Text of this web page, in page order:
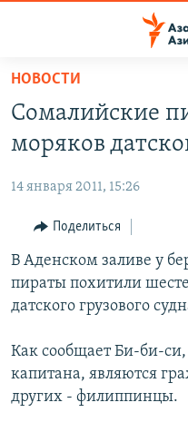
Вернуться
основному
содержанию
Вернутся
навигации
Вернутся
поиску
УЗБЕКИСТАН
ТАДЖИКИСТАН
ВОЙНА В УКРАИНЕ
НА ДРУГИХ ЯЗЫКАХ
ҚАЗАҚША
КЫРГЫЗЧА
ЎЗБЕКЧА
TÜRKMENÇE
НОВОСТИ
Сомалийские
моряков
14 января 2011, 15:26
Поделиться
В Аденском заливе у
пираты похитили
датского грузового
Как сообщает Би-би-
капитана, являются
других - филиппинцы.